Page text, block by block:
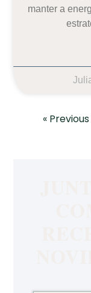
manter a
« Previous